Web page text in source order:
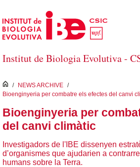
Salta al contingut principal
Institut de Biologia Evolutiva -
inici
/ NEWS ARCHIVE /
Bioenginyeria per combatre els efectes del canvi
Bioenginyeria per
del canvi climàtic
Investigadors de l'IBE dissenyen
d’organismes que ajudarien a
humans sobre la Terra.